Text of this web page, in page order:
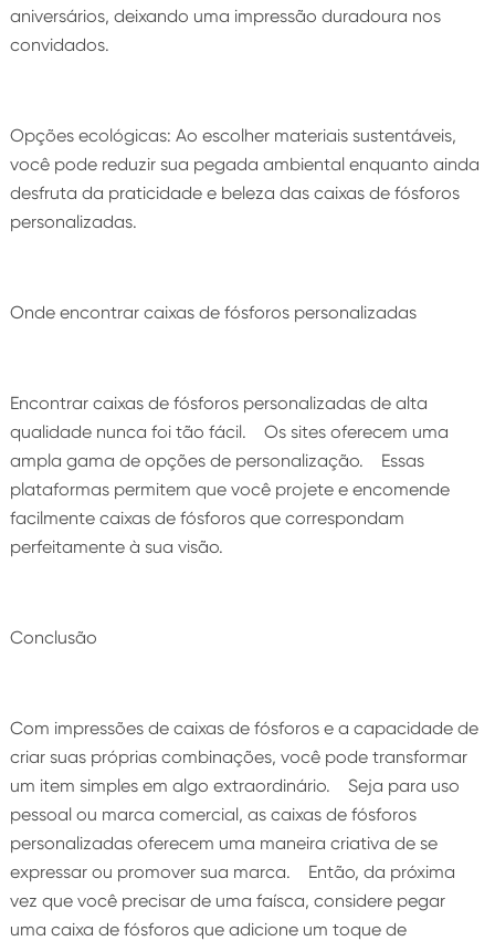
aniversários, deixando uma impressão duradoura nos
convidados.
Opções ecológicas: Ao escolher materiais sustentáveis,
você pode reduzir sua pegada ambiental enquanto ainda
desfruta da praticidade e beleza das caixas de fósforos
personalizadas.
Onde encontrar caixas de fósforos personalizadas
Encontrar caixas de fósforos personalizadas de alta
qualidade nunca foi tão fácil. Os sites oferecem uma
ampla gama de opções de personalização. Essas
plataformas permitem que você projete e encomende
facilmente caixas de fósforos que correspondam
perfeitamente à sua visão.
Conclusão
Com impressões de caixas de fósforos e a capacidade de
criar suas próprias combinações, você pode transformar
um item simples em algo extraordinário. Seja para uso
pessoal ou marca comercial, as caixas de fósforos
personalizadas oferecem uma maneira criativa de se
expressar ou promover sua marca. Então, da próxima
vez que você precisar de uma faísca, considere pegar
uma caixa de fósforos que adicione um toque de